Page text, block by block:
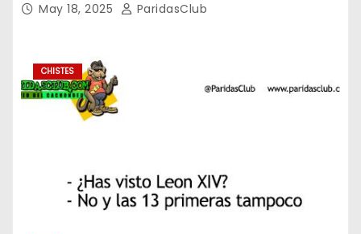
May 18, 2025 ParidasClub
CHISTES